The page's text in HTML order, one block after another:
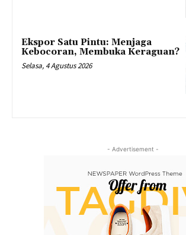
Ekspor Satu Pintu: Menjaga
Kebocoran, Membuka Keraguan?
Selasa, 4 Agustus 2026
- Advertisement -